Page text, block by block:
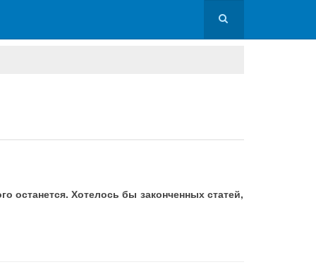
останется. Хотелось бы законченных статей,